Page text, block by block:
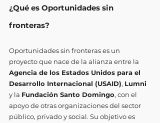
¿Qué es Oportunidades sin
fronteras?
Oportunidades sin fronteras es un
proyecto que nace de la alianza entre la
Agencia de los Estados Unidos para el
Desarrollo Internacional (USAID), Lumni
y la Fundación Santo Domingo, con el
apoyo de otras organizaciones del sector
público, privado y social. Su objetivo es